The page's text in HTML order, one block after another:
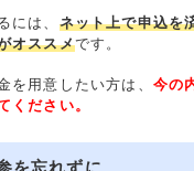
には、 ネット上で申込を
オススメです。
を用意したい方は、 今の
ください。
を忘れずに